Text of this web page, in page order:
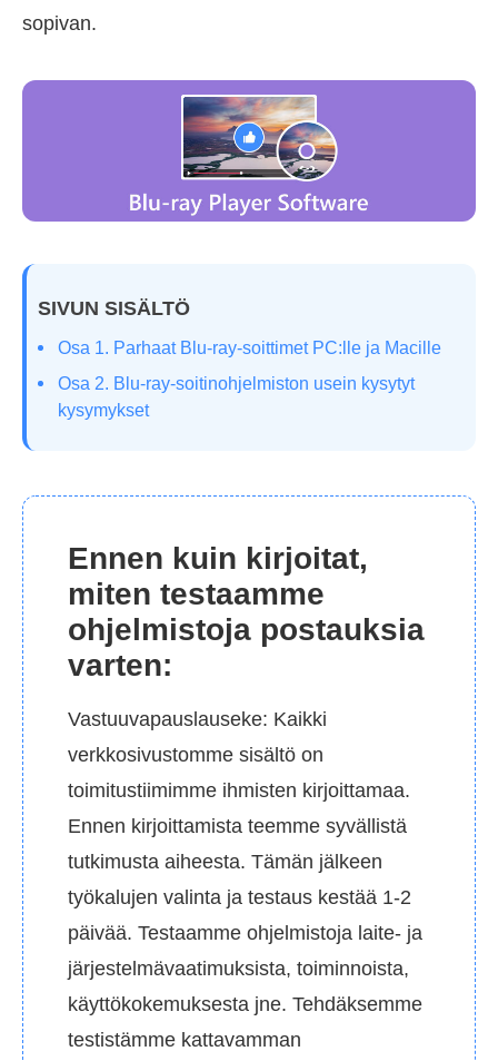
sopivan.
SIVUN SISÄLTÖ
Osa 1. Parhaat Blu-ray-soittimet PC:lle ja Macille
Osa 2. Blu-ray-soitinohjelmiston usein kysytyt
kysymykset
Ennen kuin kirjoitat,
miten testaamme
ohjelmistoja postauksia
varten:
Vastuuvapauslauseke: Kaikki
verkkosivustomme sisältö on
toimitustiimimme ihmisten kirjoittamaa.
Ennen kirjoittamista teemme syvällistä
tutkimusta aiheesta. Tämän jälkeen
työkalujen valinta ja testaus kestää 1-2
päivää. Testaamme ohjelmistoja laite- ja
järjestelmävaatimuksista, toiminnoista,
käyttökokemuksesta jne. Tehdäksemme
testistämme kattavamman